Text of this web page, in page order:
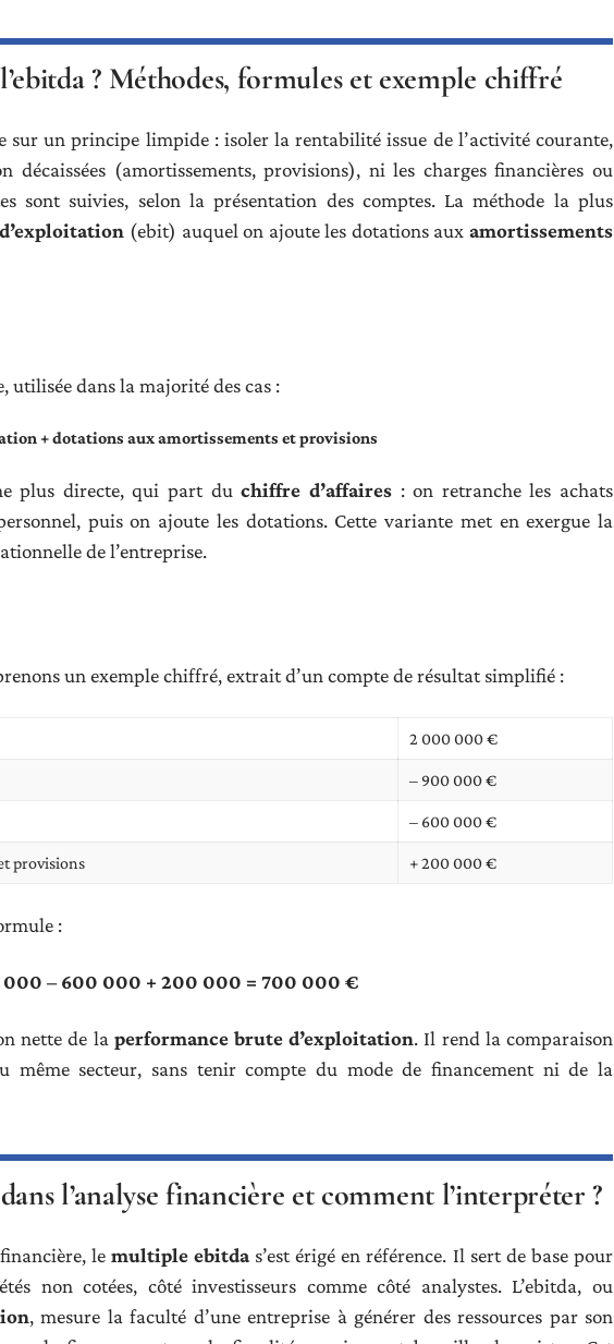
? Méthodes, formules et exemple chiffré
sur un principe limpide : isoler la rentabilité issue de l’activité courante,
décaissées (amortissements, provisions), ni les charges financières ou
sont suivies, selon la présentation des comptes. La méthode la plus
(ebit) auquel on ajoute les dotations auxamortissements
utilisée dans la majorité des cas :
+ dotations aux amortissements et provisions
plus directe, qui part duchiffre d’affaires: on retranche les achats
puis on ajoute les dotations. Cette variante met en exergue la
de l’entreprise.
un exemple chiffré, extrait d’un compte de résultat simplifié :
2 000 000 €
– 900 000 €
– 600 000 €
provisions + 200 000 €
:
– 600 000 + 200 000 = 700 000 €
nette de la performance brute d’exploitation. Il rend la comparaison
même secteur, sans tenir compte du mode de financement ni de la
l’analyse financière et comment l’interpréter ?
le multiple ebitdas’est érigé en référence. Il sert de base pour
non cotées, côté investisseurs comme côté analystes. L’ebitda, ou
, mesure la faculté d’une entreprise à générer des ressources par son